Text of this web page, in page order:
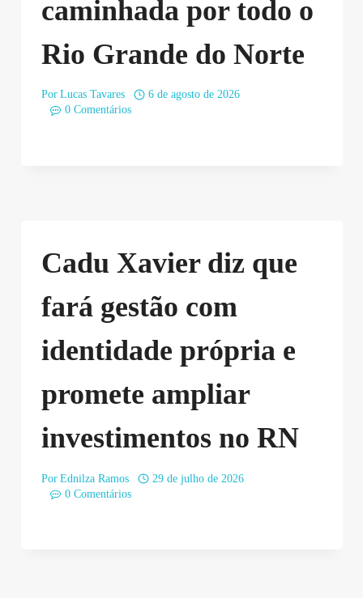
caminhada por todo o
Rio Grande do Norte
Por Lucas Tavares
6 de agosto de 2026
0 Comentários
Cadu Xavier diz que
fará gestão com
identidade própria e
promete ampliar
investimentos no RN
Por Ednilza Ramos
29 de julho de 2026
0 Comentários